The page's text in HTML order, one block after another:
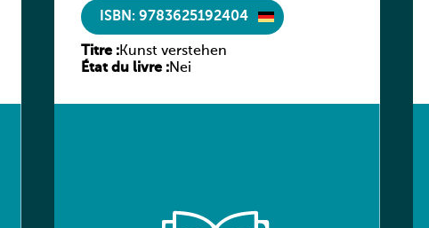
ISBN: 9783625192404
Titre :Kunst verstehen
État du livre :Nei